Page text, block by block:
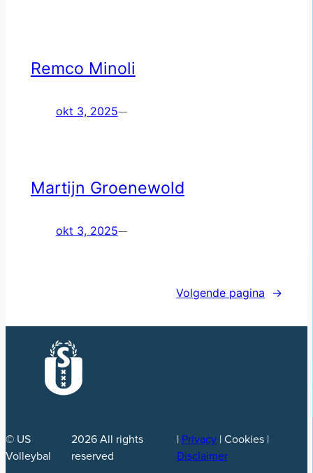
Remco Minoli
okt 3, 2025—
Martijn Groenewold
okt 3, 2025—
Volgende pagina →
© US
Volleybal
2026 All rights
reserved
| Privacy| Cookies |
Disclaimer